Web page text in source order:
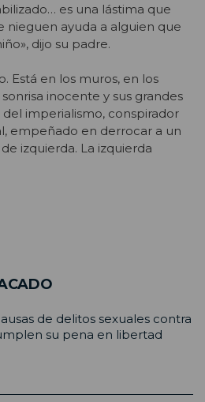
es una lástima que
nieguen ayuda a alguien que
dijo su padre.
Está en los muros, en los
inocente y sus grandes
imperialismo, conspirador
empeñado en derrocar a un
izquierda. La izquierda
de delitos sexuales contra
su pena en libertad